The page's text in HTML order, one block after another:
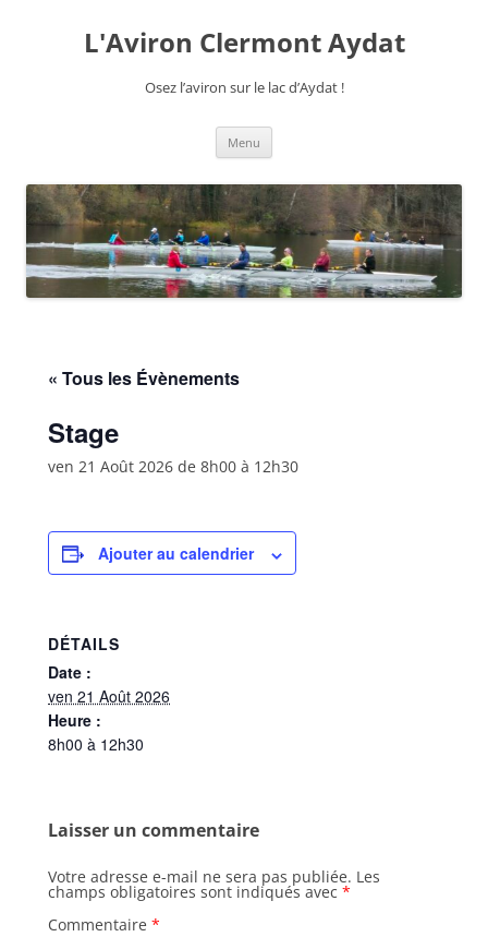
L'Aviron Clermont Aydat
Osez l’aviron sur le lac d’Aydat !
Menu
« Tous les Évènements
Stage
ven 21 Août 2026 de 8h00 à 12h30
Ajouter au calendrier
DÉTAILS
Date :
ven 21 Août 2026
Heure :
8h00 à 12h30
Laisser un commentaire
Votre adresse e-mail ne sera pas publiée. Les
champs obligatoires sont indiqués avec *
Commentaire *